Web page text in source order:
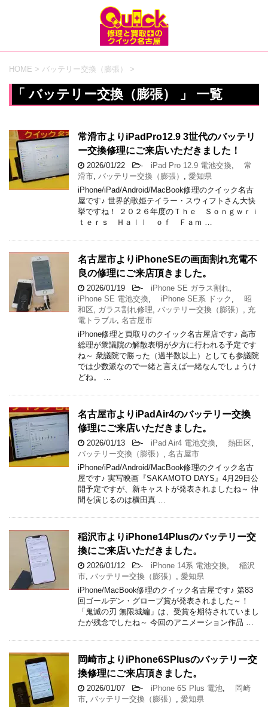
HOME > バッテリー交換（膨張） >
「 バッテリー交換（膨張） 」 一覧
常滑市よりiPadPro12.9 3世代のバッテリ
ー交換修理にご来店いただきました！
2026/01/22 - iPad Pro 12.9 電池交換
常
滑市 バッテリー交換（膨張）
愛知県
iPhone/iPad/Android/MacBook修理のクイック名古
屋です♪ 世界的歌姫テイラー・スウィフトさん大快
挙ですね！ ２０２６年度のＴｈｅ Ｓｏｎｇｗｒｉ
ｔｅｒｓ Ｈａｌｌ ｏｆ Ｆａｍ …
名古屋市よりiPhoneSEの画面割れ充電不
良の修理にご来店頂きました。
2026/01/19 - iPhone SE ガラス割れ
iPhone SE 電池交換
iPhone SE系 ドック
昭
和区
ガラス割れ修理 バッテリー交換（膨張）
充
電トラブル 名古屋市
iPhone修理と買取りのクイック名古屋店です♪ 高市
総理が衆議院の解散表明が夕方に行われる予定です
ね～ 衆議院で勝った（過半数以上）としても参議院
では少数派なので一緒と言えば一緒なんでしょうけ
どね。 …
名古屋市よりiPadAir4のバッテリー交換
修理にご来店いただきました。
2026/01/13 - iPad Air4 電池交換 熱田区
バッテリー交換（膨張）
名古屋市
iPhone/iPad/Android/MacBook修理のクイック名古
屋です♪ 実写映画『SAKAMOTO DAYS』4月29日公
開予定ですが、新キャストが発表されましたね～ 仲
間を演じるのは横田真 …
稲沢市よりiPhone14Plusのバッテリー交
換にご来店いただきました。
2026/01/12 - iPhone 14系 電池交換
稲沢
市 バッテリー交換（膨張）
愛知県
iPhone/MacBook修理のクイック名古屋です♪ 第83
回ゴールデン・グローブ賞が発表されました～！
「鬼滅の刃 無限城編」は、受賞を期待されていまし
たが残念でしたね～ 今回のアニメーション作品 …
岡崎市よりiPhone6SPlusのバッテリー交
換修理にご来店頂きました。
2026/01/07 - iPhone 6S Plus 電池
岡崎
市 バッテリー交換（膨張）
愛知県